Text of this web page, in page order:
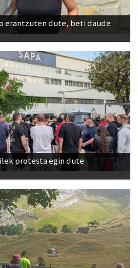
erantzuten dute, beti daude
protesta egin dute